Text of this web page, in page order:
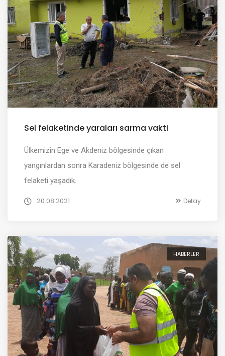
Sel felaketinde yaraları sarma vakti
Ülkemizin Ege ve Akdeniz bölgesinde çıkan
yangınlardan sonra Karadeniz bölgesinde de sel
felaketi yaşadık.
20.08.2021 Detay
HABERLER